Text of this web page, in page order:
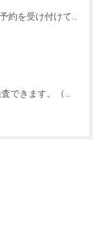
インフルエンザワクチンの予約を受け付けています。
新型コロナウイルス PCR 検査できます。（自費、２万円）